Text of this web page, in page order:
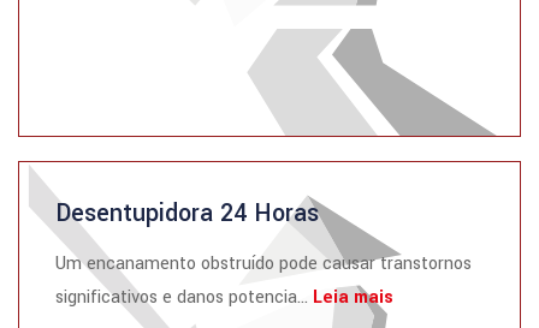
Desentupidora 24 Horas
Um encanamento obstruído pode causar transtornos
significativos e danos potencia... Leia mais